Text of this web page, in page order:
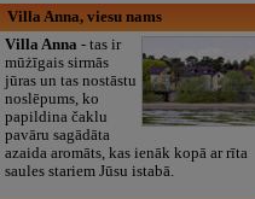
Villa Anna, viesu nams
Villa Anna - tas ir
mūżīgais sirmās
jūras un tas nostāstu
noslēpums, ko
papildina čaklu
pavāru sagādāta
azaida aromāts, kas ienāk kopā ar rīta
saules stariem Jūsu istabā.